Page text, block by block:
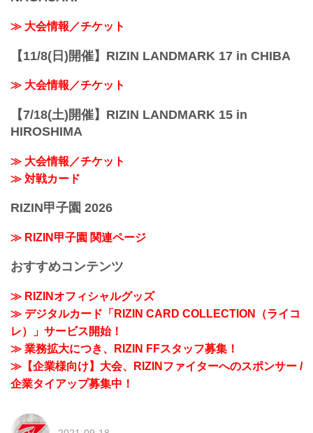
≫ 大会情報／チケット
【11/8(日)開催】RIZIN LANDMARK 17 in CHIBA
≫ 大会情報／チケット
【7/18(土)開催】RIZIN LANDMARK 15 in
HIROSHIMA
≫ 大会情報／チケット
≫ 対戦カード
RIZIN甲子園 2026
≫ RIZIN甲子園 関連ページ
おすすめコンテンツ
≫ RIZINオフィシャルグッズ
≫ デジタルカード「RIZIN CARD COLLECTION（ライコ
レ）」サービス開始！
≫ 業務拡大につき、RIZIN FFスタッフ募集！
≫【企業様向け】大会、RIZINファイターへのスポンサー /
企業タイアップ募集中！